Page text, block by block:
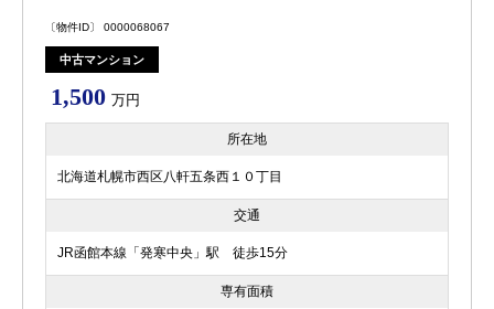
〔物件ID〕 0000068067
中古マンション
1,500 万円
所在地
北海道札幌市西区八軒五条西１０丁目
交通
JR函館本線「発寒中央」駅 徒歩15分
専有面積